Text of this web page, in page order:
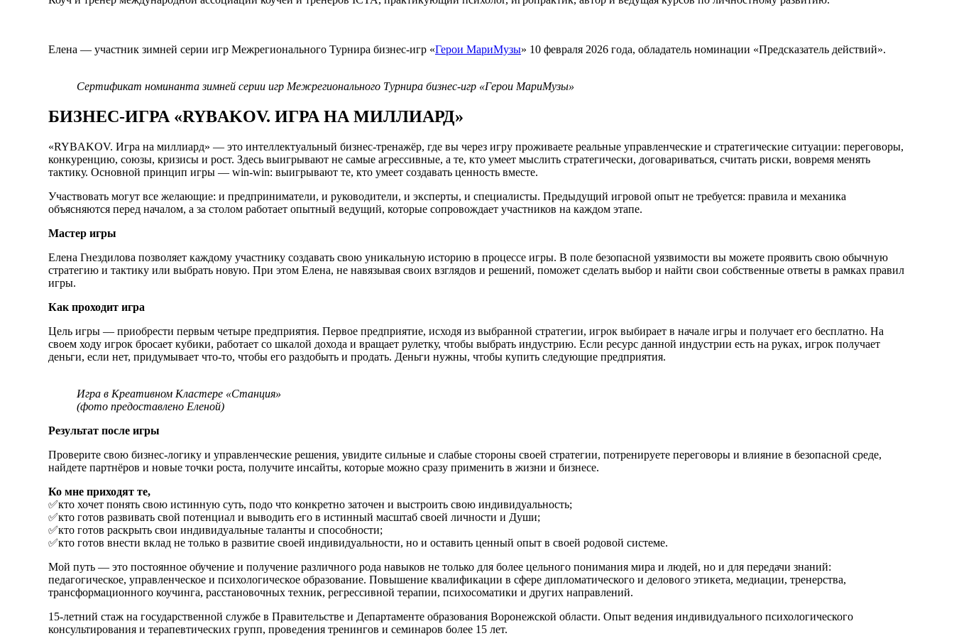
Елена — участник зимней серии игр Межрегионального Турнира бизнес-игр «Герои МариМузы» 10 февраля 2026 года, обладатель номинации «Предсказатель действий».
Сертификат номинанта зимней серии игр Межрегионального Турнира бизнес-игр «Герои МариМузы»
БИЗНЕС-ИГРА «RYBAKOV. ИГРА НА МИЛЛИАРД»
«RYBAKOV. Игра на миллиард» — это интеллектуальный бизнес-тренажёр, где вы через игру проживаете реальные управленческие и стратегические ситуации: переговоры,
конкуренцию, союзы, кризисы и рост. Здесь выигрывают не самые агрессивные, а те, кто умеет мыслить стратегически, договариваться, считать риски, вовремя менять
тактику. Основной принцип игры — win-win: выигрывают те, кто умеет создавать ценность вместе.
Участвовать могут все желающие: и предприниматели, и руководители, и эксперты, и специалисты. Предыдущий игровой опыт не требуется: правила и механика
объясняются перед началом, а за столом работает опытный ведущий, которые сопровождает участников на каждом этапе.
Мастер игры
Елена Гнездилова позволяет каждому участнику создавать свою уникальную историю в процессе игры. В поле безопасной уязвимости вы можете проявить свою обычную
стратегию и тактику или выбрать новую. При этом Елена, не навязывая своих взглядов и решений, поможет сделать выбор и найти свои собственные ответы в рамках правил
игры.
Как проходит игра
Цель игры — приобрести первым четыре предприятия. Первое предприятие, исходя из выбранной стратегии, игрок выбирает в начале игры и получает его бесплатно. На
своем ходу игрок бросает кубики, работает со шкалой дохода и вращает рулетку, чтобы выбрать индустрию. Если ресурс данной индустрии есть на руках, игрок получает
деньги, если нет, придумывает что-то, чтобы его раздобыть и продать. Деньги нужны, чтобы купить следующие предприятия.
Игра в Креативном Кластере «Станция»
(фото предоставлено Еленой)
Результат после игры
Проверите свою бизнес-логику и управленческие решения, увидите сильные и слабые стороны своей стратегии, потренируете переговоры и влияние в безопасной среде,
найдете партнёров и новые точки роста, получите инсайты, которые можно сразу применить в жизни и бизнесе.
Ко мне приходят те,
✅кто хочет понять свою истинную суть, подо что конкретно заточен и выстроить свою индивидуальность;
✅кто готов развивать свой потенциал и выводить его в истинный масштаб своей личности и Души;
✅кто готов раскрыть свои индивидуальные таланты и способности;
✅кто готов внести вклад не только в развитие своей индивидуальности, но и оставить ценный опыт в своей родовой системе.
Мой путь — это постоянное обучение и получение различного рода навыков не только для более цельного понимания мира и людей, но и для передачи знаний:
педагогическое, управленческое и психологическое образование. Повышение квалификации в сфере дипломатического и делового этикета, медиации, тренерства,
трансформационного коучинга, расстановочных техник, регрессивной терапии, психосоматики и других направлений.
15-летний стаж на государственной службе в Правительстве и Департаменте образования Воронежской области. Опыт ведения индивидуального психологического
консультирования и терапевтических групп, проведения тренингов и семинаров более 15 лет.